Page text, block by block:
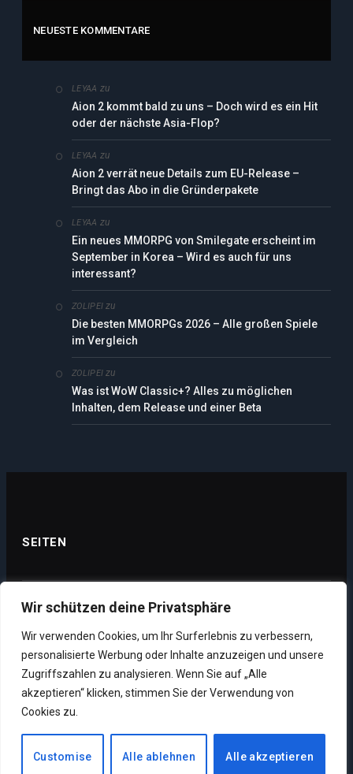
Wir schützen deine Privatsphäre
Wir verwenden Cookies, um Ihr Surferlebnis zu verbessern,
personalisierte Werbung oder Inhalte anzuzeigen und unsere
Zugriffszahlen zu analysieren. Wenn Sie auf „Alle
akzeptieren“ klicken, stimmen Sie der Verwendung von
Cookies zu.
Customise Alle ablehnen Alle akzeptieren
NEUESTE KOMMENTARE
LEYAA zu
Aion 2 kommt bald zu uns – Doch wird es ein Hit
oder der nächste Asia-Flop?
LEYAA zu
Aion 2 verrät neue Details zum EU-Release –
Bringt das Abo in die Gründerpakete
LEYAA zu
Ein neues MMORPG von Smilegate erscheint im
September in Korea – Wird es auch für uns
interessant?
ZOLIPEI zu
Die besten MMORPGs 2026 – Alle großen Spiele
im Vergleich
ZOLIPEI zu
Was ist WoW Classic+? Alles zu möglichen
Inhalten, dem Release und einer Beta
SEITEN
Datenschutz
Impressum
Über uns
Unsere Supporter